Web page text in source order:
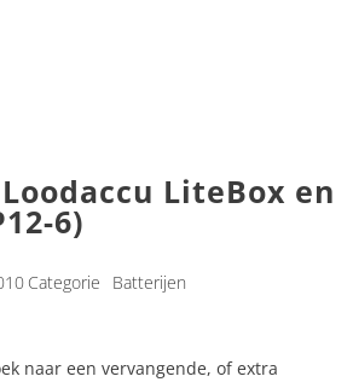
LiteBox en
6)
Categorie Batterijen
naar een vervangende, of extra